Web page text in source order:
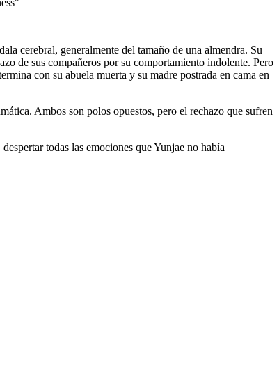
cerebral, generalmente del tamaño de una almendra. Su
de sus compañeros por su comportamiento indolente. Pero
con su abuela muerta y su madre postrada en cama en
Ambos son polos opuestos, pero el rechazo que sufren
todas las emociones que Yunjae no había